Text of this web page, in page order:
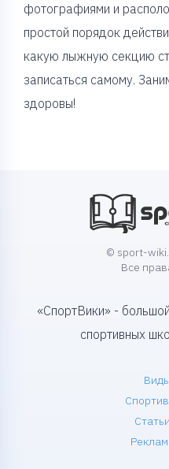
фотографиями и
простой порядок
какую лыжную секцию
записаться самому.
здоровы!
© sport-
Все
«СпортВики» -
спортивных